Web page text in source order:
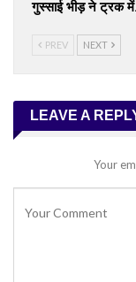
गुस्साई भीड़ ने ट्रक
PREV NEXT
LEAVE A
Your